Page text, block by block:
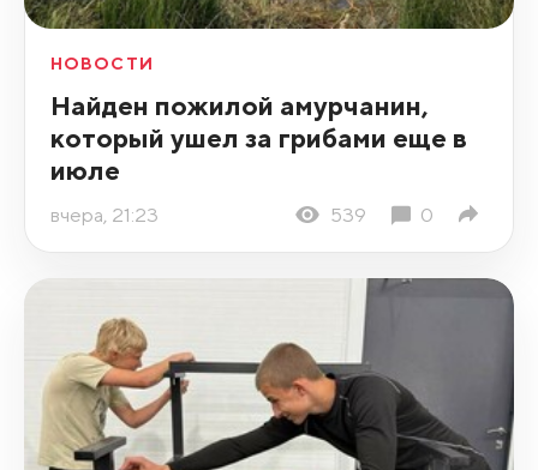
НОВОСТИ
Найден пожилой амурчанин,
который ушел за грибами еще в
июле
вчера, 21:23 539 0